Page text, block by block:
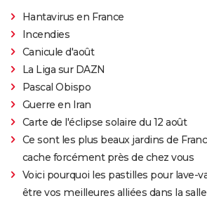
Hantavirus en France
Incendies
Canicule d'août
La Liga sur DAZN
Pascal Obispo
Guerre en Iran
Carte de l'éclipse solaire du 12 août
Ce sont les plus beaux jardins de
cache forcément près de chez vous
Voici pourquoi les pastilles pour lave-
être vos meilleures alliées dans la